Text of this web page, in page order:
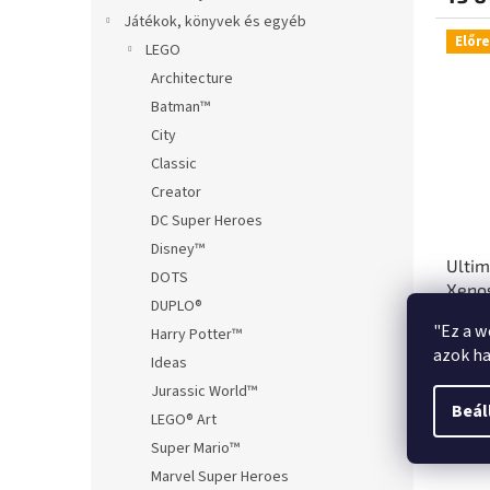
"Ez a
azok
Játékok, könyvek és egyéb
LEGO
Architecture
Batman™
City
Classic
Creator
DC Super Heroes
Disney™
DOTS
DUPLO®
Harry Potter™
Ideas
Jurassic World™
LEGO® Art
Super Mario™
Marvel Super Heroes
19